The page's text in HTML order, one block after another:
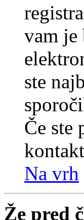
vam je
ste
Če ste
Na vrh
Že pred